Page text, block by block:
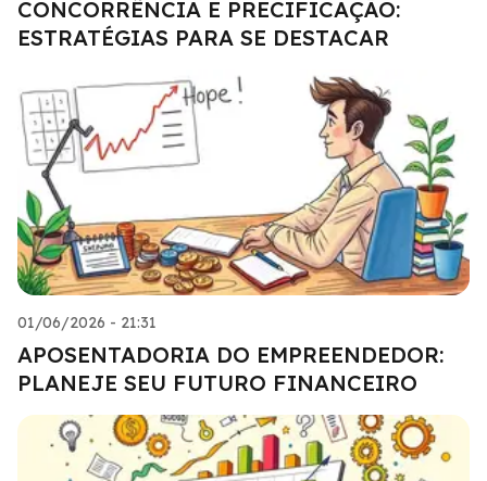
CONCORRÊNCIA E PRECIFICAÇÃO:
ESTRATÉGIAS PARA SE DESTACAR
01/06/2026 - 21:31
APOSENTADORIA DO EMPREENDEDOR:
PLANEJE SEU FUTURO FINANCEIRO